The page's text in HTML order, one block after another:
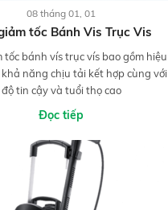
08 tháng 01, 01
tốc Bánh Vis Trục Vis
tốc bánh vís trục vís bao gồm hiệu
năng chịu tải kết hợp cùng với
độ tin cậy và tuổi thọ cao
Đọc tiếp